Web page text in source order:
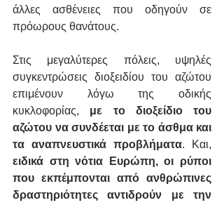
άλλες ασθένειες που οδηγούν σε
πρόωρους θανάτους.
Στις μεγαλύτερες πόλεις, υψηλές
συγκεντρώσεις διοξειδίου του αζώτου
επιμένουν λόγω της οδικής
κυκλοφορίας, με το διοξείδιο του
αζώτου να συνδέεται με το άσθμα και
τα αναπνευστικά προβλήματα
ειδικά στη νότια Ευρώπη, οι ρύποι
που εκπέμπονται από ανθρώπινες
δραστηριότητες αντιδρούν με την